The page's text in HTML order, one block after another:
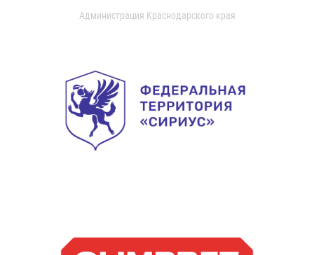
Администрация Краснодарского края